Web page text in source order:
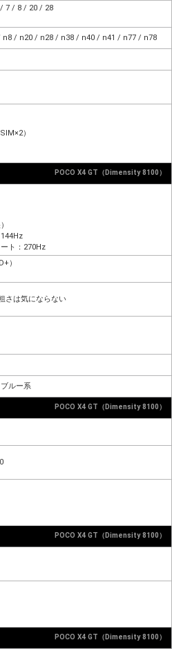
/ 7 / 8 / 20 / 28
/ n20 / n28 / n38 / n40 / n41 / n77 / n78
）
POCO X4 GT（Dimensity 8100）
ト：270Hz
）
さは気にならない
ルー系
POCO X4 GT（Dimensity 8100）
POCO X4 GT（Dimensity 8100）
POCO X4 GT（Dimensity 8100）